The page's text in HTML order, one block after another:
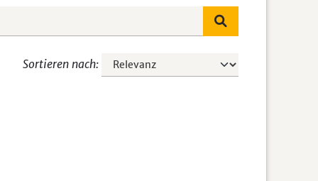
Sortieren nach